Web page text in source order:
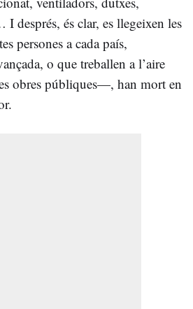
després, és clar, es llegeixen les
persones a cada país,
o que treballen a l’aire
obres públiques—, han mort en